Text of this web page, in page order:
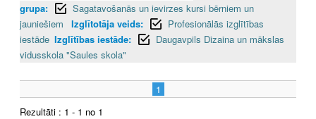
grupa:
Sagatavošanās un ievirzes kursi bērniem un
jauniešiem
Izglītotāja veids:
Profesionālās izglītības
iestāde Izglītības iestāde:
Daugavpils Dizaina un mākslas
vidusskola "Saules skola"
1
Rezultāti : 1 - 1 no 1